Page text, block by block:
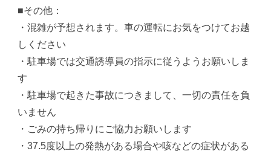
■その他：
・混雑が予想されます。車の運転にお気をつけてお越
しください
・駐車場では交通誘導員の指示に従うようお願いしま
す
・駐車場で起きた事故につきまして、一切の責任を負
いません
・ごみの持ち帰りにご協力お願いします
・37.5度以上の発熱がある場合や咳などの症状がある